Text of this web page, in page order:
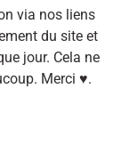
via nos liens
du site et
jour. Cela ne
Merci ♥.